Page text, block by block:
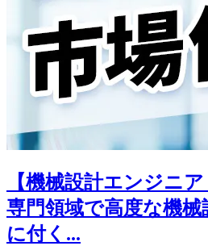
【機械設計エンジニア
専門領域で高度な機
に付く...